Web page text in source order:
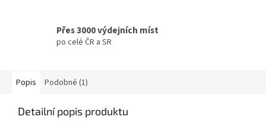
Přes 3000 výdejních míst
po celé ČR a SR
Popis Podobné (1)
Detailní popis produktu